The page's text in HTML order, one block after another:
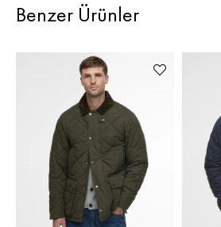
Benzer Ürünler